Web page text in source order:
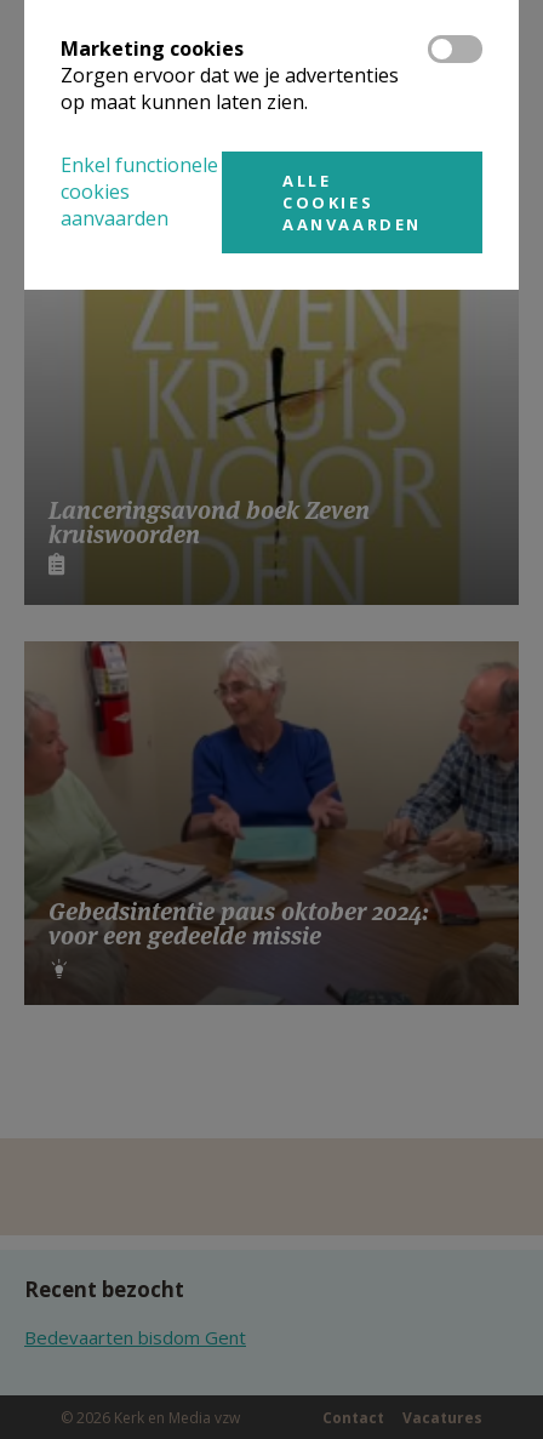
Lanceringsavond boek Zeven
kruiswoorden
Gebedsintentie paus oktober 2024:
voor een gedeelde missie
Recent bezocht
Bedevaarten bisdom Gent
© 2026 Kerk en Media vzw Vacatures
Contact
Marketing cookies
Zorgen ervoor dat we je advertenties
op maat kunnen laten zien.
Enkel functionele
cookies
aanvaarden
ALLE
COOKIES
AANVAARDEN